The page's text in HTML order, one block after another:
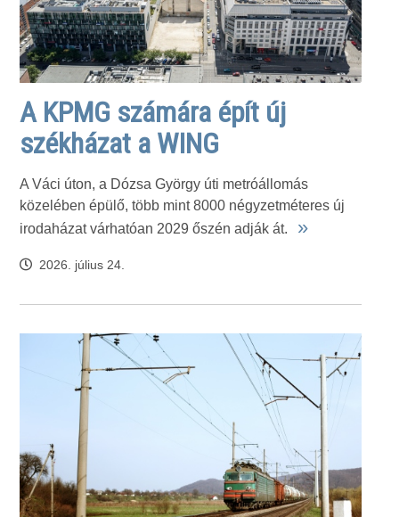
A KPMG számára épít új
székházat a WING
A Váci úton, a Dózsa György úti metróállomás
közelében épülő, több mint 8000 négyzetméteres új
irodaházat várhatóan 2029 őszén adják át.
»
2026. július 24.